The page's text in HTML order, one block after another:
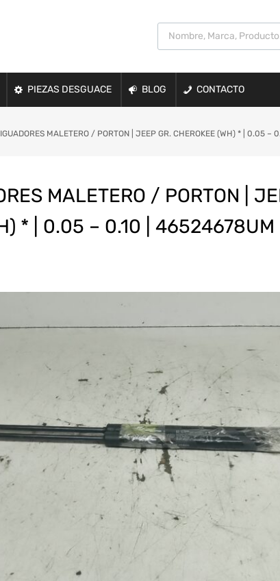
PIEZAS DESGUACE BLOG CONTACTO
MALETERO / PORTON | JEEP GR. CHEROKEE (WH) * | 0.05 –
MALETERO / PORTON |
* | 0.05 – 0.10 | 46524678UM